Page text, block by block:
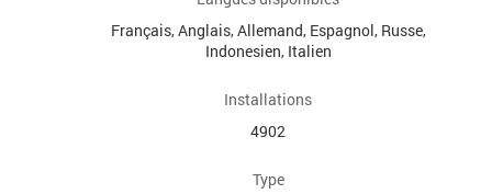
Français, Anglais, Allemand, Espagnol, Russe,
Indonesien, Italien
Installations
4902
Type